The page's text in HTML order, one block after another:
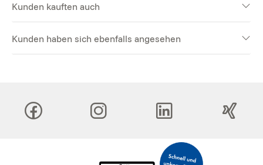
Kunden kauften auch
Kunden haben sich ebenfalls angesehen